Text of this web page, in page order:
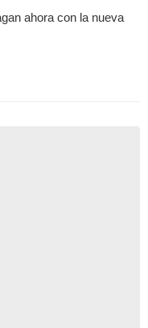
ahora con la nueva